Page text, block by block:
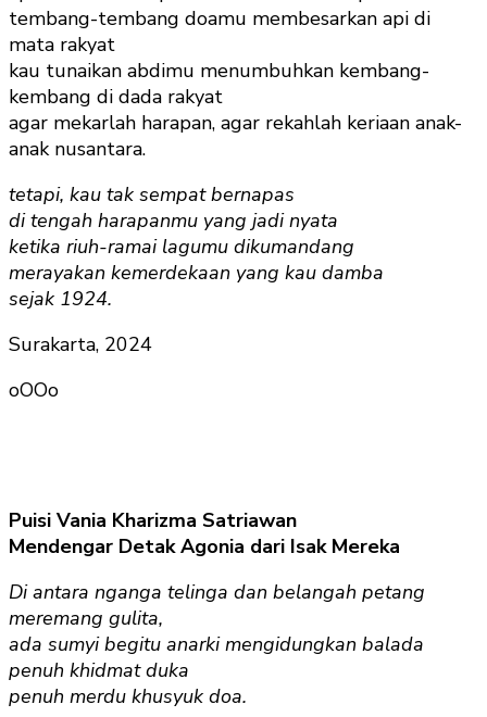
tembang-tembang doamu membesarkan api di
mata rakyat
kau tunaikan abdimu menumbuhkan kembang-
kembang di dada rakyat
agar mekarlah harapan, agar rekahlah keriaan anak-
anak nusantara.
tetapi, kau tak sempat bernapas
di tengah harapanmu yang jadi nyata
ketika riuh-ramai lagumu dikumandang
merayakan kemerdekaan yang kau damba
sejak 1924.
Surakarta, 2024
oOOo
Puisi Vania Kharizma Satriawan
Mendengar Detak Agonia dari Isak Mereka
Di antara nganga telinga dan belangah petang
meremang gulita,
ada sumyi begitu anarki mengidungkan balada
penuh khidmat duka
penuh merdu khusyuk doa.